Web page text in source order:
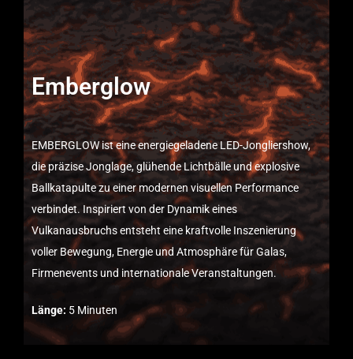
Emberglow
EMBERGLOW ist eine energiegeladene LED-Jongliershow,
die präzise Jonglage, glühende Lichtbälle und explosive
Ballkatapulte zu einer modernen visuellen Performance
verbindet. Inspiriert von der Dynamik eines
Vulkanausbruchs entsteht eine kraftvolle Inszenierung
voller Bewegung, Energie und Atmosphäre für Galas,
Firmenevents und internationale Veranstaltungen.
Länge: 5 Minuten